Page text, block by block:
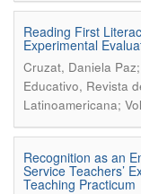
Reading First
Experimental
Cruzat, Daniela
Educativo, Revista
Latinoamericana;
Recognition as an
Service Teachers’
Teaching Practicum